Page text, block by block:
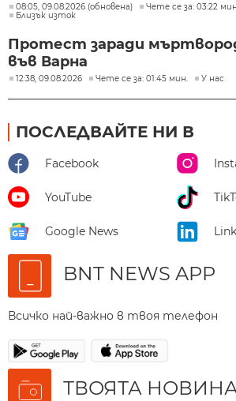
08:05, 09.08.2026 (обновена)
Чете се за: 03:22 мин.
Близък изток
Протест заради
във Варна
12:38, 09.08.2026 Чете се за: 01:45 мин. У нас
ПОСЛЕДВАЙТЕ НИ В
Facebook
YouTube
Google News
BNT NEWS APP
Всичко най-важно в твоя телефон
ТВОЯТА